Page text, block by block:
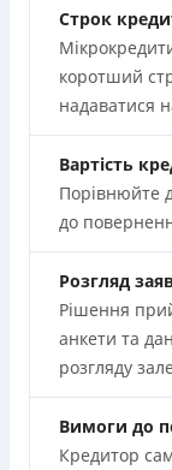
Строк
коротший
надаватися
Вартість
Порівнюйте
до
Розгляд
Рішення
анкети та
розгляду
Вимоги до
Кредитор